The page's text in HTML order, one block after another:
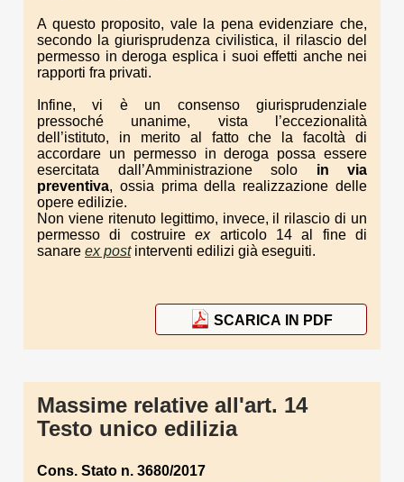
A questo proposito, vale la pena evidenziare che,
secondo la giurisprudenza civilistica, il rilascio del
permesso in deroga esplica i suoi effetti anche nei
rapporti fra privati.
Infine, vi è un consenso giurisprudenziale
pressoché unanime, vista l’eccezionalità
dell’istituto, in merito al fatto che la facoltà di
accordare un permesso in deroga possa essere
esercitata dall’Amministrazione solo in via
preventiva, ossia prima della realizzazione delle
opere edilizie.
Non viene ritenuto legittimo, invece, il rilascio di un
permesso di costruireex articolo 14 al fine di
sanare ex postinterventi edilizi già eseguiti.
SCARICA IN PDF
Massime relative all'art. 14
Testo unico edilizia
Cons. Stato n. 3680/2017